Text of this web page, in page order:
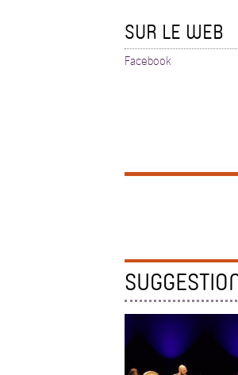
SUR LE WEB
Facebook